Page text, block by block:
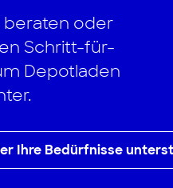
beraten oder
Schritt-für-
Depotladen
Ihre Bedürfnisse